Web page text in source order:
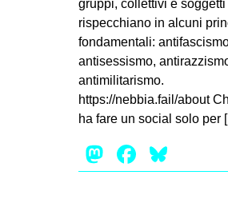
gruppi, collettivi e soggetti
rispecchiano in alcuni
fondamentali:
antisessismo,
antimilitarismo.
https://nebbia.fail/about
ha fare un social solo per
Mastodon